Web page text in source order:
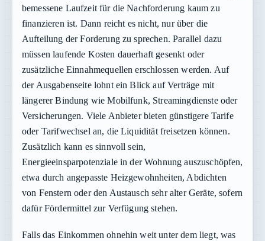
bemessene Laufzeit für die Nachforderung kaum zu
finanzieren ist. Dann reicht es nicht, nur über die
Aufteilung der Forderung zu sprechen. Parallel dazu
müssen laufende Kosten dauerhaft gesenkt oder
zusätzliche Einnahmequellen erschlossen werden. Auf
der Ausgabenseite lohnt ein Blick auf Verträge mit
längerer Bindung wie Mobilfunk, Streamingdienste oder
Versicherungen. Viele Anbieter bieten günstigere Tarife
oder Tarifwechsel an, die Liquidität freisetzen können.
Zusätzlich kann es sinnvoll sein,
Energieeinsparpotenziale in der Wohnung auszuschöpfen,
etwa durch angepasste Heizgewohnheiten, Abdichten
von Fenstern oder den Austausch sehr alter Geräte, sofern
dafür Fördermittel zur Verfügung stehen.
Falls das Einkommen ohnehin weit unter dem liegt, was